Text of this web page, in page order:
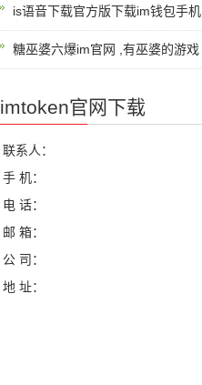
is语音下载官方版下载im钱包手机
糖巫婆六爆im官网 ,有巫婆的游戏
imtoken官网下载
联系人：
手 机：
电 话：
邮 箱：
公 司：
地 址：